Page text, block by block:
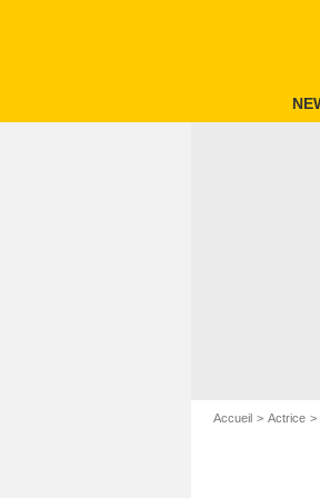
Accueil Actrice